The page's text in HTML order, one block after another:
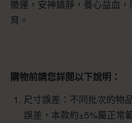
黴運，安神鎮靜，養心益血
育。
購物前請您詳閱以下說明：
尺寸誤差：不同批次的物
誤差，本款約±5%屬正常